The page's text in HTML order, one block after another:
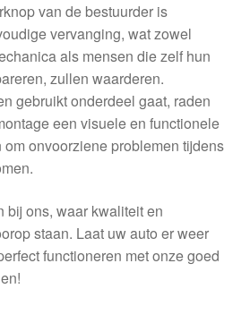
van de bestuurder is
vervanging, wat zowel
als mensen die zelf hun
zullen waarderen.
gebruikt onderdeel gaat, raden
een visuele en functionele
onvoorziene problemen tijdens
bij ons, waar kwaliteit en
staan. Laat uw auto er weer
functioneren met onze goed